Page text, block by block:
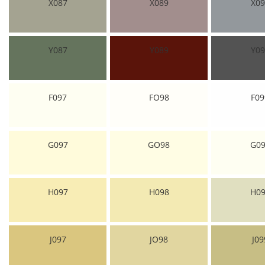
X087 X089
Y087 Y089
F097 FO98
G097 GO98
H097 H098
J097 JO98